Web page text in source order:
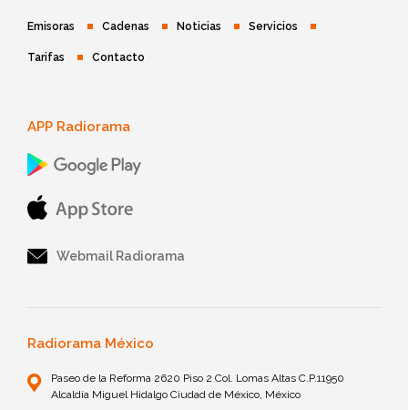
Emisoras Cadenas Noticias Servicios
Tarifas Contacto
APP Radiorama
Webmail Radiorama
Radiorama México
Paseo de la Reforma 2620 Piso 2 Col. Lomas Altas C.P.11950
Alcaldía Miguel Hidalgo Ciudad de México, México